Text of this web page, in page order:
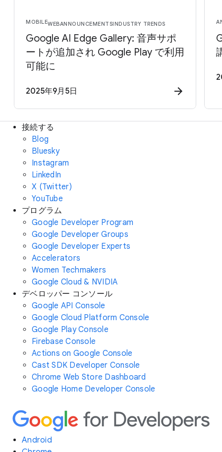
MOBILEWEBANNOUNCEMENTSINDUSTRY TRENDS
Google AI Edge Gallery: 音声サポ
ートが追加され Google Play で利用
可能に
2025年9月5日
接続する
Blog
Bluesky
Instagram
LinkedIn
X (Twitter)
YouTube
プログラム
Google Developer Program
Google Developer Groups
Google Developer Experts
Accelerators
Women Techmakers
Google Cloud & NVIDIA
デベロッパー コンソール
Google API Console
Google Cloud Platform Console
Google Play Console
Firebase Console
Actions on Google Console
Cast SDK Developer Console
Chrome Web Store Dashboard
Google Home Developer Console
Android